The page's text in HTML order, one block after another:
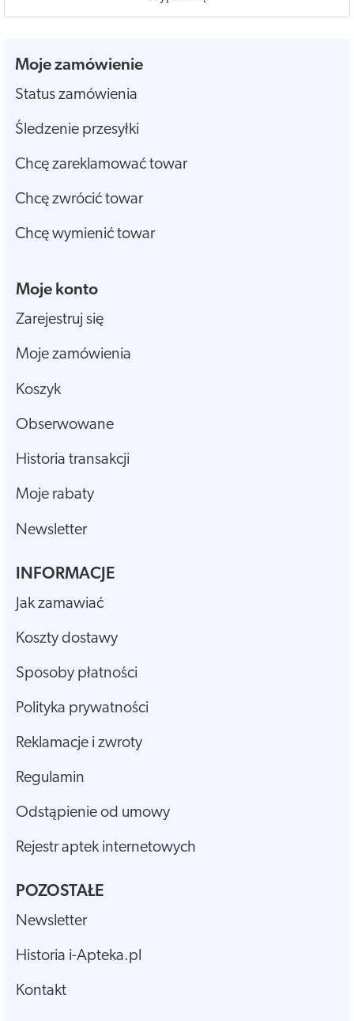
Moje zamówienie
Status zamówienia
Śledzenie przesyłki
Chcę zareklamować towar
Chcę zwrócić towar
Chcę wymienić towar
Moje konto
Zarejestruj się
Moje zamówienia
Koszyk
Obserwowane
Historia transakcji
Moje rabaty
Newsletter
INFORMACJE
Jak zamawiać
Koszty dostawy
Sposoby płatności
Polityka prywatności
Reklamacje i zwroty
Regulamin
Odstąpienie od umowy
Rejestr aptek internetowych
POZOSTAŁE
Newsletter
Historia i-Apteka.pl
Kontakt